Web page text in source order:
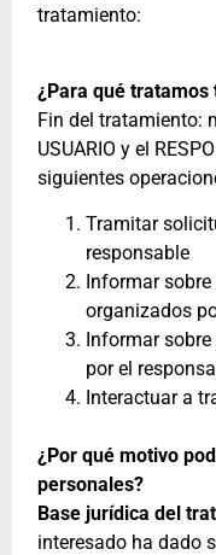
tratamiento:
¿Para qué
Fin del tratamiento:
USUARIO y el
siguientes
Tramitar
responsable
Informar
organizados
Informar
por el
Interactuar a
¿Por qué motivo
personales?
Base jurídica del
interesado ha dado